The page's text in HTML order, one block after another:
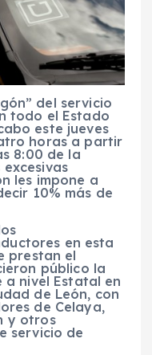
del servicio
todo el Estado
este jueves
horas a partir
8:00 de la
les impone a
10% más de
en esta
prestan el
público la
a nivel Estatal en
de León, con
de Celaya,
y otros
servicio de